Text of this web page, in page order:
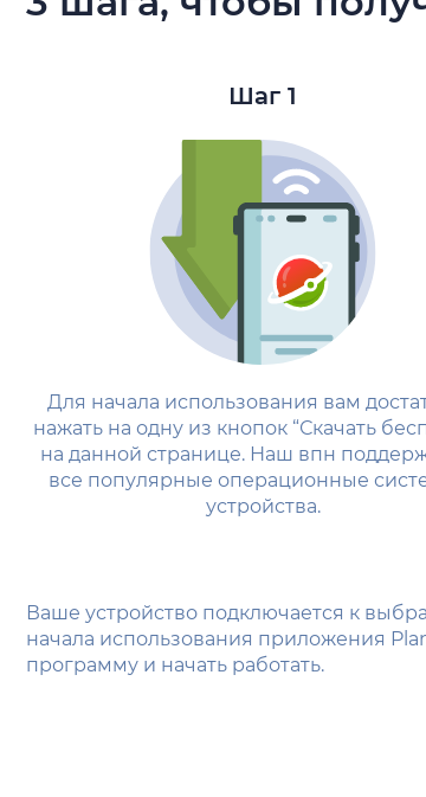
Шаг 1
Для начала использования вам
нажать на одну из кнопок “Скачать
на данной странице. Наш впн
все популярные операционные
устройства.
Ваше устройство подключается к
начала использования приложения
программу и начать работать.